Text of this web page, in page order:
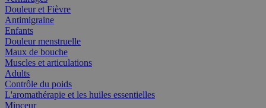
Douleur et Fièvre
Antimigraine
Enfants
Douleur menstruelle
Maux de bouche
Muscles et articulations
Adults
Contrôle du poids
L'aromathérapie et les huiles essentielles
Minceur